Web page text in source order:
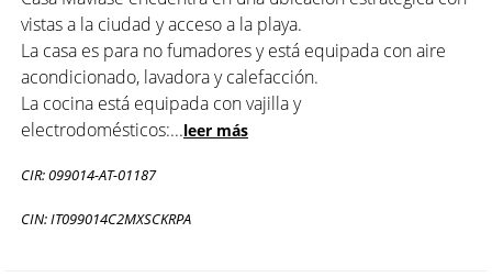
vistas a la ciudad y acceso a la playa.
La casa es para no fumadores y está equipada con aire
acondicionado, lavadora y calefacción.
La cocina está equipada con vajilla y
electrodomésticos:...leer más
CIR: 099014-AT-01187
CIN: IT099014C2MXSCKRPA